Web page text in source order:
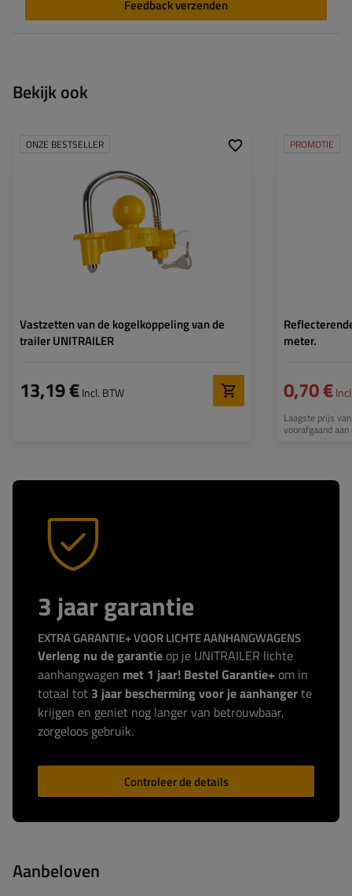
Feedback verzenden
Bekijk ook
ONZE BESTSELLER
Vastzetten van de kogelkoppeling van de
trailer UNITRAILER
13,19 €Incl. BTW
130 mm
Haakbaldiameter:
50 mm
PROMOTIE
meter.
0,70 €
Laagste prijs
voorafgaand
3 jaar garantie
EXTRA GARANTIE+ VOOR LICHTE AANHANGWAGENS
Verleng nu de garantie op je UNITRAILER lichte
aanhangwagen met 1 jaar! Bestel Garantie+ om in
totaal tot 3 jaar bescherming voor je aanhangerte
krijgen en geniet nog langer van betrouwbaar,
zorgeloos gebruik.
Controleer de details
Aanbeloven